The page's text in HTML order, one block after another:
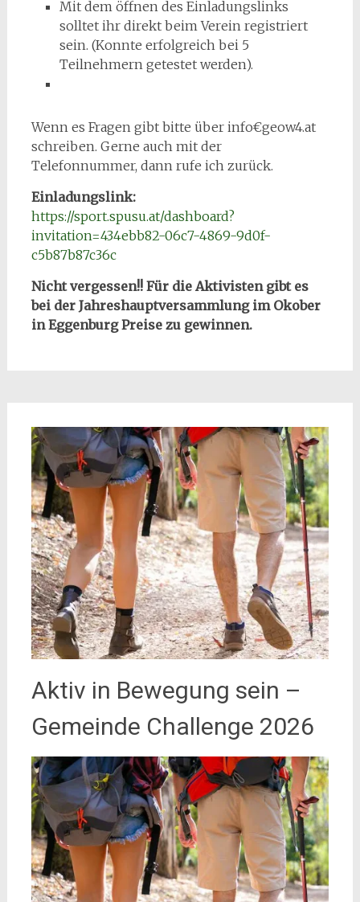
Mit dem öffnen des Einladungslinks
solltet ihr direkt beim Verein registriert
sein. (Konnte erfolgreich bei 5
Teilnehmern getestet werden).
Wenn es Fragen gibt bitte über info€geow4.at
schreiben. Gerne auch mit der
Telefonnummer, dann rufe ich zurück.
Einladungslink:
https://sport.spusu.at/dashboard?
invitation=434ebb82-06c7-4869-9d0f-
c5b87b87c36c
Nicht vergessen!! Für die Aktivisten gibt es
bei der Jahreshauptversammlung im Okober
in Eggenburg Preise zu gewinnen.
Aktiv in Bewegung sein –
Gemeinde Challenge 2026